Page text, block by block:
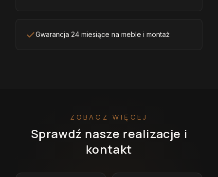
Gwarancja 24 miesiące na meble i montaż
ZOBACZ WIĘCEJ
Sprawdź nasze realizacje i
kontakt